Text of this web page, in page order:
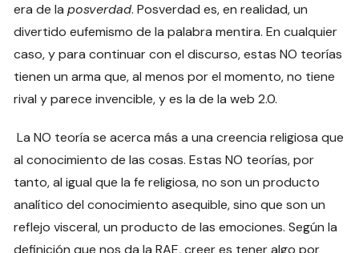
era de laposverdad. Posverdad es, en realidad, un
divertido eufemismo de la palabra mentira. En cualquier
caso, y para continuar con el discurso, estas NO teorías
tienen un arma que, al menos por el momento, no tiene
rival y parece invencible, y es la de la web 2.0.
La NO teoría se acerca más a una creencia religiosa que
al conocimiento de las cosas. Estas NO teorías, por
tanto, al igual que la fe religiosa, no son un producto
analítico del conocimiento asequible, sino que son un
reflejo visceral, un producto de las emociones. Según la
definición que nos da la RAE, creer es tener algo por